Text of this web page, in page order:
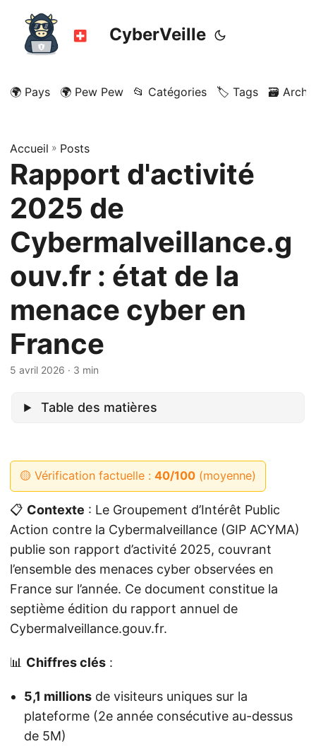
CyberVeille
🌍 Pays 🌍 Pew Pew 📂 Catégories 🏷️ Tags 🗃️
Accueil » Posts
Rapport d'activité
2025 de
Cybermalveillance.g
ouv.fr : état de la
menace cyber en
France
5 avril 2026 · 3 min
Table des matières
🟡 Vérification factuelle : 40/100(moyenne)
📋 Contexte : Le Groupement d’Intérêt Public
Action contre la Cybermalveillance (GIP ACYMA)
publie son rapport d’activité 2025, couvrant
l’ensemble des menaces cyber observées en
France sur l’année. Ce document constitue la
septième édition du rapport annuel de
Cybermalveillance.gouv.fr.
📊 Chiffres clés :
5,1 millions de visiteurs uniques sur la
plateforme (2e année consécutive au-dessus
de 5M)